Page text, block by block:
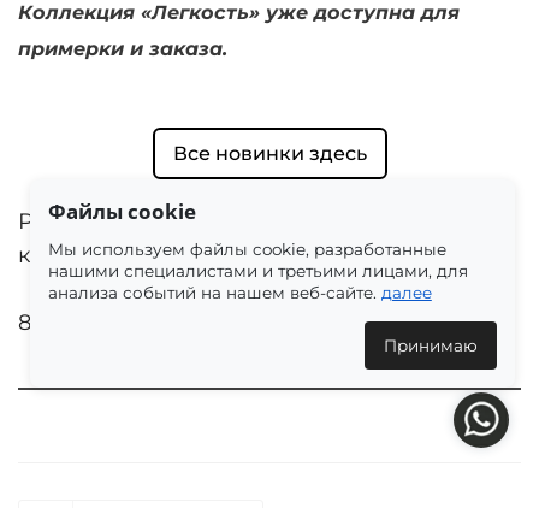
Коллекция «Легкость» уже доступна для
примерки и заказа.
Все новинки здесь
Расскажем о солнечных новинках летней
коллекции и самых желанных сочетаниях.
8 мая 2026 г.
Файлы cookie
Мы используем файлы cookie, разработанные
нашими специалистами и третьими лицами, для
анализа событий на нашем веб-сайте. далее
Принимаю